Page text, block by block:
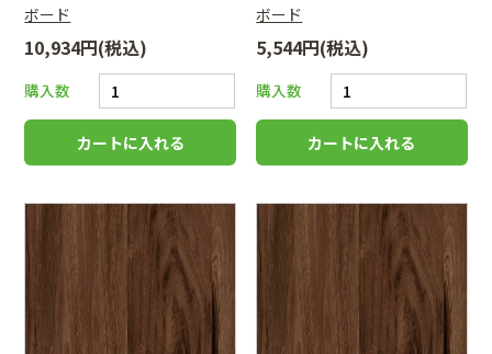
ボード
10,934円(税込)
購入数
ボード
5,544円(税込)
購入数